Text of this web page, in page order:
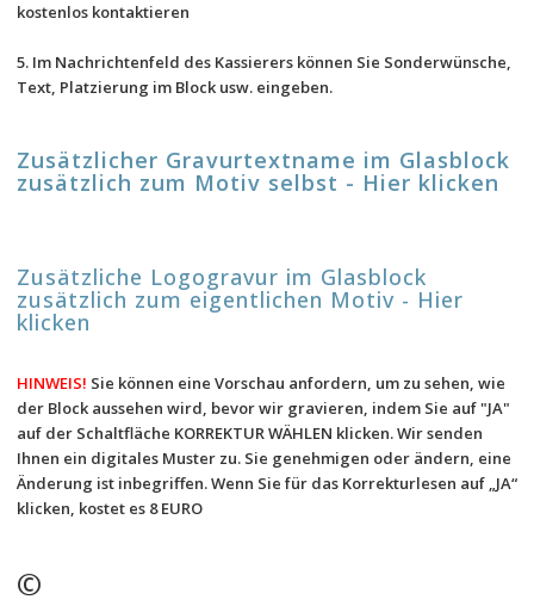
kostenlos kontaktieren
5. Im Nachrichtenfeld des Kassierers können Sie Sonderwünsche,
Text, Platzierung im Block usw. eingeben.
Zusätzlicher Gravurtextname im Glasblock
zusätzlich zum Motiv selbst - Hier klicken
Zusätzliche Logogravur im Glasblock
zusätzlich zum eigentlichen Motiv - Hier
klicken
HINWEIS! Sie können eine Vorschau anfordern, um zu sehen, wie
der Block aussehen wird, bevor wir gravieren, indem Sie auf "JA"
auf der Schaltfläche KORREKTUR WÄHLEN klicken. Wir senden
Ihnen ein digitales Muster zu. Sie genehmigen oder ändern, eine
Änderung ist inbegriffen. Wenn Sie für das Korrekturlesen auf „JA“
klicken, kostet es 8 EURO
©